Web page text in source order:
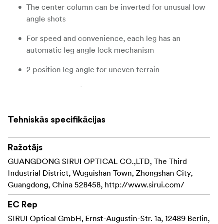
The center column can be inverted for unusual low
angle shots
For speed and convenience, each leg has an
automatic leg angle lock mechanism
2 position leg angle for uneven terrain
Alu or Carbon fiber
photography
Tehniskās specifikācijas
Ražotājs
GUANGDONG SIRUI OPTICAL CO.,LTD, The Third
Industrial District, Wuguishan Town, Zhongshan City,
Guangdong, China 528458, http://www.sirui.com/
EC Rep
SIRUI Optical GmbH, Ernst-Augustin-Str. 1a, 12489 Berlin,